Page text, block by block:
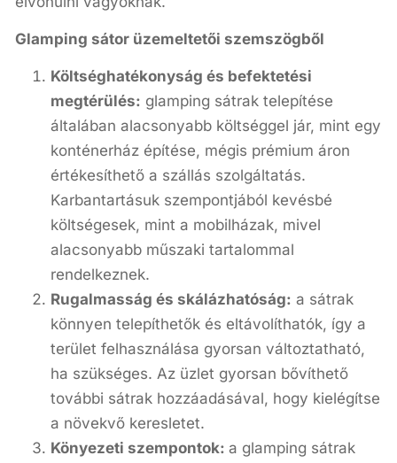
Glamping sátor üzemeltetői szemszögből
Költséghatékonyság és befektetési
megtérülés: glamping sátrak telepítése
általában alacsonyabb költséggel jár, mint egy
konténerház építése, mégis prémium áron
értékesíthető a szállás szolgáltatás.
Karbantartásuk szempontjából kevésbé
költségesek, mint a mobilházak, mivel
alacsonyabb műszaki tartalommal
rendelkeznek.
Rugalmasság és skálázhatóság: a sátrak
könnyen telepíthetők és eltávolíthatók, így a
terület felhasználása gyorsan változtatható,
ha szükséges. Az üzlet gyorsan bővíthető
további sátrak hozzáadásával, hogy kielégítse
a növekvő keresletet.
Könyezeti szempontok: a glamping sátrak